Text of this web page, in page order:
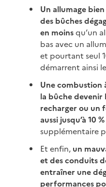
Un allumage
des bûches
en moinsqu’un
bas avec un
et pourtant seul
démarrent ainsi
Une combustion
la bûche devenir
recharger ou un
aussi jusqu’à 10
supplémentaire
Et enfin, un
et des conduits
entraîner une
performances